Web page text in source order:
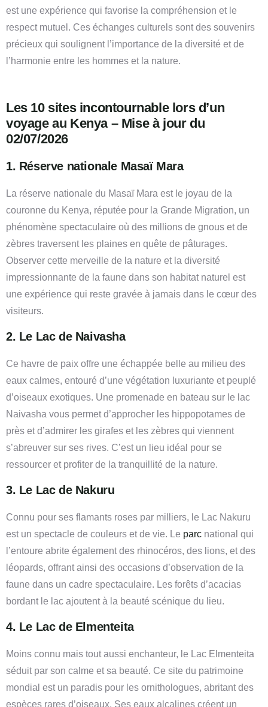
est une expérience qui favorise la compréhension et le
respect mutuel. Ces échanges culturels sont des souvenirs
précieux qui soulignent l’importance de la diversité et de
l’harmonie entre les hommes et la nature.
Les 10 sites incontournable lors d’un
voyage au Kenya – Mise à jour du
02/07/2026
1. Réserve nationale Masaï Mara
La réserve nationale du Masaï Mara est le joyau de la
couronne du Kenya, réputée pour la Grande Migration, un
phénomène spectaculaire où des millions de gnous et de
zèbres traversent les plaines en quête de pâturages.
Observer cette merveille de la nature et la diversité
impressionnante de la faune dans son habitat naturel est
une expérience qui reste gravée à jamais dans le cœur des
visiteurs.
2. Le Lac de Naivasha
Ce havre de paix offre une échappée belle au milieu des
eaux calmes, entouré d’une végétation luxuriante et peuplé
d’oiseaux exotiques. Une promenade en bateau sur le lac
Naivasha vous permet d’approcher les hippopotames de
près et d’admirer les girafes et les zèbres qui viennent
s’abreuver sur ses rives. C’est un lieu idéal pour se
ressourcer et profiter de la tranquillité de la nature.
3. Le Lac de Nakuru
Connu pour ses flamants roses par milliers, le Lac Nakuru
est un spectacle de couleurs et de vie. Le parc national qui
l’entoure abrite également des rhinocéros, des lions, et des
léopards, offrant ainsi des occasions d’observation de la
faune dans un cadre spectaculaire. Les forêts d’acacias
bordant le lac ajoutent à la beauté scénique du lieu.
4. Le Lac de Elmenteita
Moins connu mais tout aussi enchanteur, le Lac Elmenteita
séduit par son calme et sa beauté. Ce site du patrimoine
mondial est un paradis pour les ornithologues, abritant des
espèces rares d’oiseaux. Ses eaux alcalines créent un